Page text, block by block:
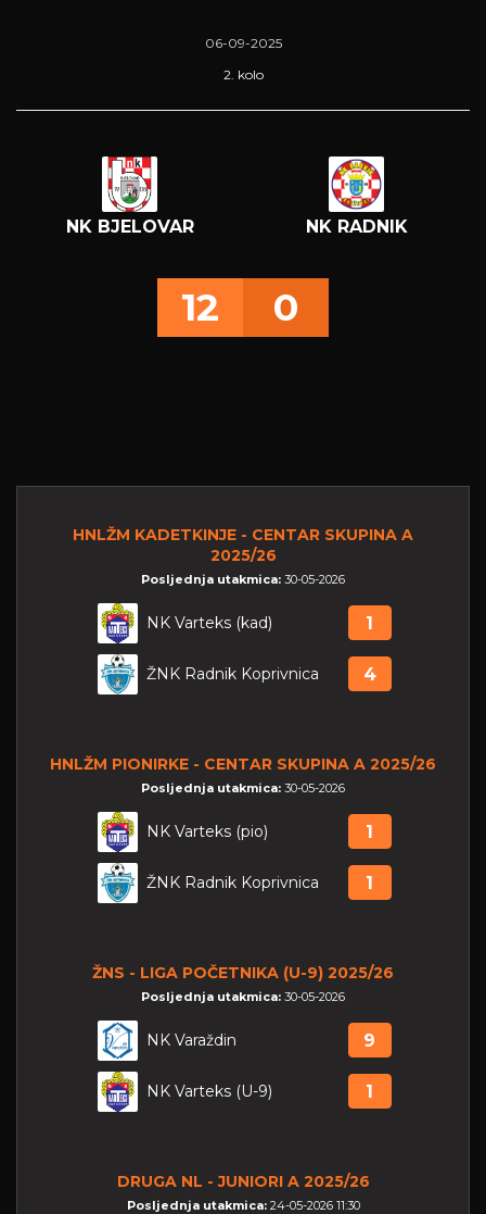
06-09-2025
2. kolo
NK BJELOVAR NK RADNIK
12 0
HNLŽM KADETKINJE - CENTAR SKUPINA A
2025/26
Posljednja utakmica: 30-05-2026
NK Varteks (kad) 1
ŽNK Radnik Koprivnica 4
HNLŽM PIONIRKE - CENTAR SKUPINA A 2025/26
Posljednja utakmica: 30-05-2026
NK Varteks (pio) 1
ŽNK Radnik Koprivnica 1
ŽNS - LIGA POČETNIKA (U-9) 2025/26
Posljednja utakmica: 30-05-2026
NK Varaždin 9
NK Varteks (U-9) 1
DRUGA NL - JUNIORI A 2025/26
Posljednja utakmica: 24-05-2026 11:30